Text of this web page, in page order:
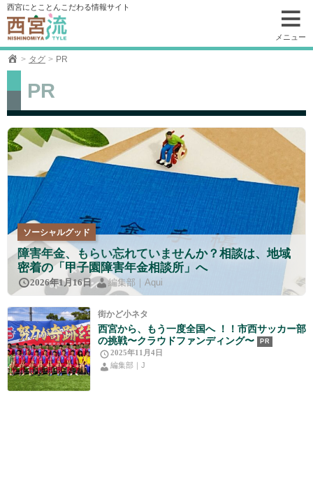
コ
ン
テ
ン
ツ
動
西宮にとことんこだわる情報サイト
メニュー
タグ PR
PR
ソーシャルグッド
障害年金、もらい忘れていませんか？相談は、地域
密着の「甲子園障害年金相談所」へ
2026年1月16日 編集部｜Aqui
街かど小ネタ
西宮から、もう一度全国へ ！！市西サッカー部
の挑戦〜クラウドファンディング〜
PR
2025年11月4日
編集部｜J